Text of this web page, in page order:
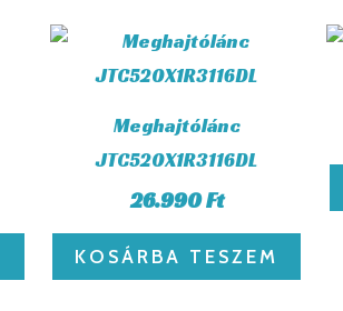
Meghajtólánc
JTC520X1R3116DL
26.990Ft
KOSÁRBA TESZEM